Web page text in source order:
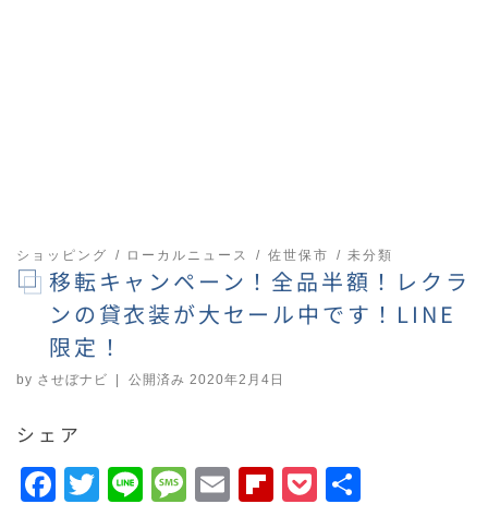
ショッピング ローカルニュース 佐世保市 未分類
移転キャンペーン！全品半額！レクラ
ンの貸衣装が大セール中です！LINE
限定！
by させぼナビ | 公開済み 2020年2月4日
シェア
F T Li M E F P